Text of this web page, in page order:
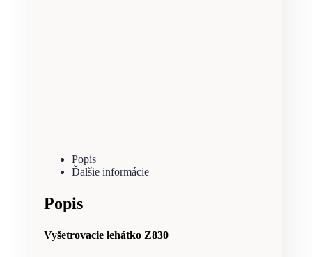
Popis
Ďalšie informácie
Popis
Vyšetrovacie lehátko Z830